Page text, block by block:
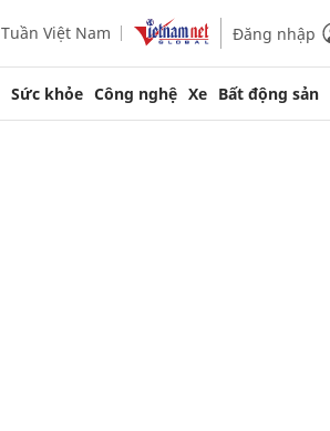
Tuần Việt Nam Đăng nhập
Sức khỏe Công nghệ Xe Bất động sản